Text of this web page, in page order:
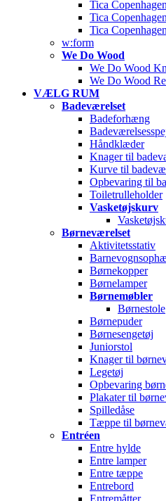
Tica
Tica
Tica
w:form
We Do Wood
We Do Wood
We Do Wood
VÆLG RUM
Badeværelset
Badeforhæng
Håndklæder
Knager til
Kurve til
Opbevaring til
Toiletrulleholder
Vasketøjskurv
Børneværelset
Aktivitetsstativ
Børnekopper
Børnelamper
Børnemøbler
Børnestole
Børnepuder
Børnesengetøj
Juniorstol
Knager til
Legetøj
Opbevaring
Plakater til
Spilledåse
Tæppe til
Entréen
Entre hylde
Entre lamper
Entre tæppe
Entrebord
Entremåtter